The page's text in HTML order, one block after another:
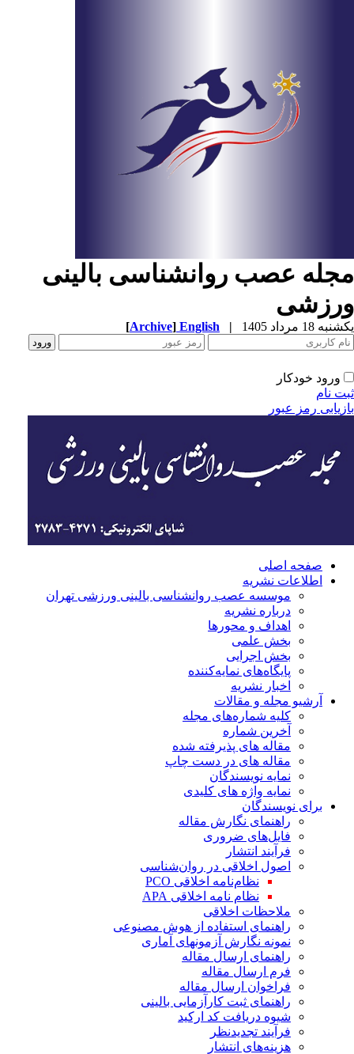
عصب روانشناسی بالینی
18 مرداد 1405 |
English
[Archive]
ورود خودکار
نام
رمز عبور
صفحه اصلی
اطلاعات نشریه
موسسه عصب روانشناسی بالینی ورزشی تهران
درباره نشریه
اهداف و محورها
بخش علمی
بخش اجرایی
‌پایگاه‌های نمایه‌کننده
اخبار نشریه
آرشیو مجله و مقالات
کلیه شماره‌های مجله
آخرین شماره
مقاله های پذیرفته شده
مقاله های در دست چاپ
نمایه نویسندگان
نمایه واژه های کلیدی
برای نویسندگان
راهنمای نگارش مقاله
فایل‌های ضروری
فرآیند انتشار
اصول اخلاقی در روان‌شناسی
نظام‌نامه اخلاقی PCO
نظام نامه اخلاقی APA
ملاحظات اخلاقی
راهنمای استفاده از هوش مصنوعی
نمونه نگارش آزمونهای آماری
راهنمای ارسال مقاله
فرم ارسال مقاله
فراخوان ارسال مقاله
راهنمای ثبت کارآزمایی بالینی
شیوه دریافت کد ارکید
فرآیند تجدیدنظر
هزینه‌های انتشار